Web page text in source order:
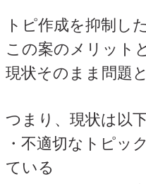
トピ作成を抑制し
この案のメリット
現状そのまま問題
つまり、現状は以
・不適切なトピッ
ている